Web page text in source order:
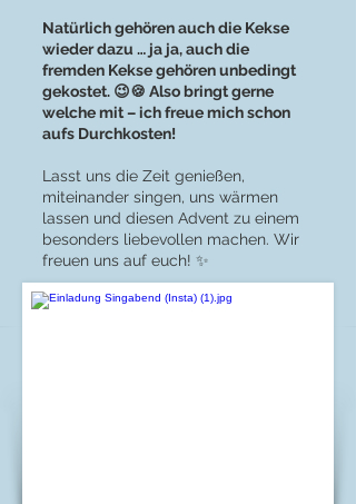
Natürlich gehören auch die Kekse
wieder dazu … ja ja, auch die
fremden Kekse gehören unbedingt
gekostet. 😉🍪 Also bringt gerne
welche mit – ich freue mich schon
aufs Durchkosten!
Lasst uns die Zeit genießen,
miteinander singen, uns wärmen
lassen und diesen Advent zu einem
besonders liebevollen machen. Wir
freuen uns auf euch! ✨